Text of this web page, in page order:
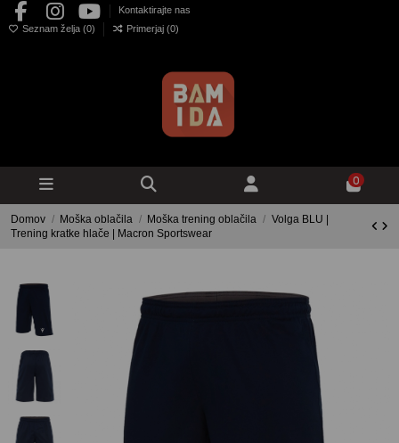
Kontaktirajte nas
Seznam želja (0) Primerjaj (0)
0
Domov Moška oblačila Moška trening oblačila
Volga BLU |
Trening kratke hlače | Macron Sportswear